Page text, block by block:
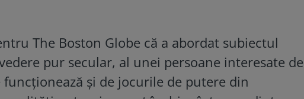
The Boston Globe că a abordat subiectul
pur secular, al unei persoane interesate de
şi de jocurile de putere din